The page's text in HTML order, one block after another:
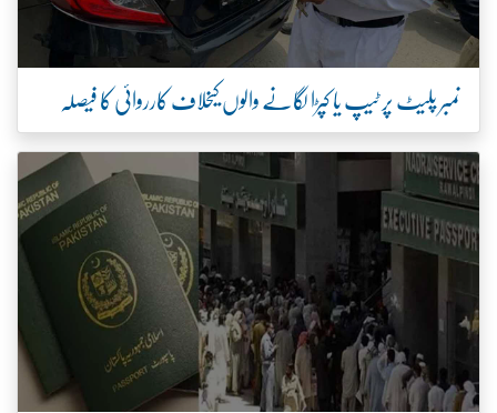
نمبر پلیٹ پر ٹیپ یا کپڑا لگانے والوں کیخلاف کارروائی کا فیصلہ